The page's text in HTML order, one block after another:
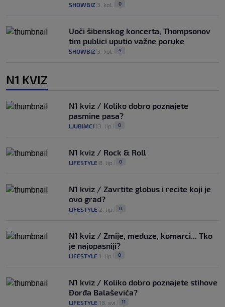
SHOWBIZ 3. kol. 0
Uoči šibenskog koncerta, Thompsonov
tim publici uputio važne poruke
SHOWBIZ 3. kol. 4
N1 KVIZ
N1 kviz / Koliko dobro poznajete
pasmine pasa?
LJUBIMCI 13. lip. 0
N1 kviz / Rock & Roll
LIFESTYLE 8. lip. 0
N1 kviz / Zavrtite globus i recite koji je
ovo grad?
LIFESTYLE 2. lip. 0
N1 kviz / Zmije, meduze, komarci... Tko
je najopasniji?
LIFESTYLE 1. lip. 0
N1 kviz / Koliko dobro poznajete stihove
Đorđa Balaševića?
LIFESTYLE 18. svi. 11